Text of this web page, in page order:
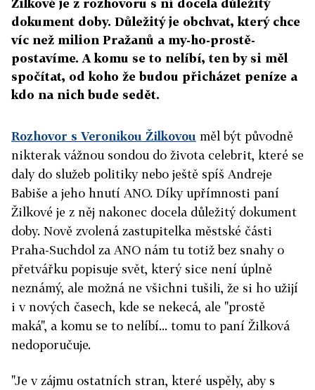
Žilkové je z rozhovoru s ní docela důležitý
dokument doby. Důležitý je obchvat, který chce
víc než milion Pražanů a my-ho-prostě-
postavíme. A komu se to nelíbí, ten by si měl
spočítat, od koho že budou přicházet peníze a
kdo na nich bude sedět.
Rozhovor s Veronikou Žilkovou měl být původně
nikterak vážnou sondou do života celebrit, které se
daly do služeb politiky nebo ještě spíš Andreje
Babiše a jeho hnutí ANO. Díky upřímnosti paní
Žilkové je z něj nakonec docela důležitý dokument
doby. Nově zvolená zastupitelka městské části
Praha-Suchdol za ANO nám tu totiž bez snahy o
přetvářku popisuje svět, který sice není úplně
neznámý, ale možná ne všichni tušili, že si ho užijí
i v nových časech, kde se nekecá, ale "prostě
maká", a komu se to nelíbí... tomu to paní Žilková
nedoporučuje.
"Je v zájmu ostatních stran, které uspěly, aby s